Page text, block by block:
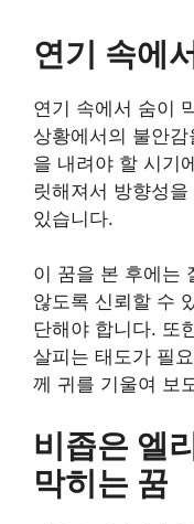
연기 속에
연기 속에서 숨이
상황에서의 불안
을 내려야 할 시기
릿해져서 방향성
있습니다.
이 꿈을 본 후에는
않도록 신뢰할 수
단해야 합니다. 또
살피는 태도가 필
께 귀를 기울여 보
비좁은 엘
막히는 꿈